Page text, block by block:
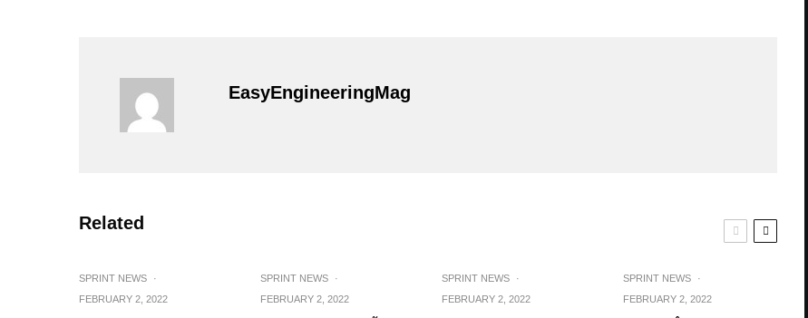
EasyEngineeringMag
Related
SPRINT NEWS
·
FEBRUARY 2, 2022
SPRINT NEWS
·
FEBRUARY 2, 2022
SPRINT NEWS
·
FEBRUARY 2, 2022
SPRINT NEWS
·
FEBRUARY 2, 2022